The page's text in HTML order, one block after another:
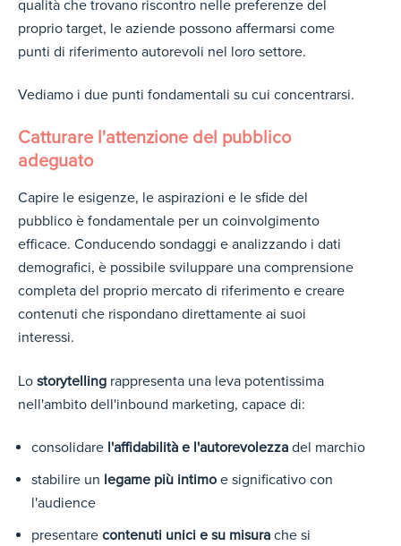
qualità che trovano riscontro nelle preferenze del
proprio target, le aziende possono affermarsi come
punti di riferimento autorevoli nel loro settore.
Vediamo i due punti fondamentali su cui concentrarsi.
Catturare l'attenzione del pubblico
adeguato
Capire le esigenze, le aspirazioni e le sfide del
pubblico è fondamentale per un coinvolgimento
efficace. Conducendo sondaggi e analizzando i dati
demografici, è possibile sviluppare una comprensione
completa del proprio mercato di riferimento e creare
contenuti che rispondano direttamente ai suoi
interessi.
Lo storytelling rappresenta una leva potentissima
nell'ambito dell'inbound marketing, capace di:
consolidare l'affidabilità e l'autorevolezza del marchio
stabilire un legame più intimo e significativo con
l'audience
presentare contenuti unici e su misura che si